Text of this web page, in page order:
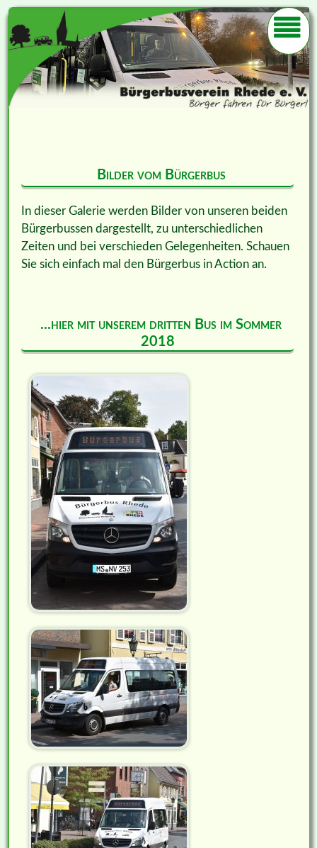
Bilder vom Bürgerbus
In dieser Galerie werden Bilder von unseren beiden
Bürgerbussen dargestellt, zu unterschiedlichen
Zeiten und bei verschieden Gelegenheiten. Schauen
Sie sich einfach mal den Bürgerbus in Action an.
...hier mit unserem dritten Bus im Sommer
2018